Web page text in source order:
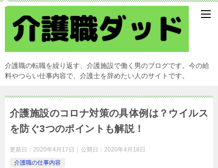
介護職の転職を繰り返す、介護施設で働く男のブログです。今の給
料やつらい仕事内容で、介護士を辞めたい人のサイトです。
介護施設のコロナ対策の具体例は？ウイルス
を防ぐ3つのポイントも解説！
更新日： 2020年4月17日 公開日： 2020年4月18日
介護職の仕事内容